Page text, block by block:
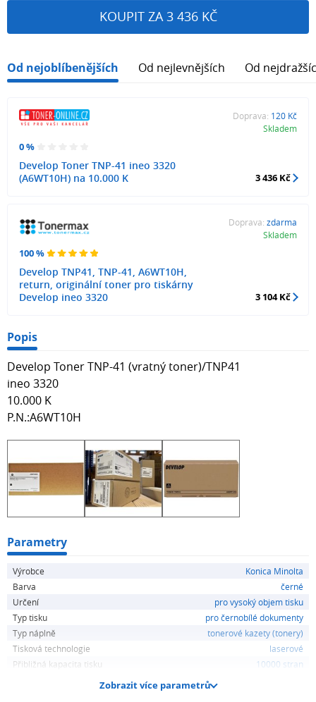
KOUPIT ZA 3 436 KČ
Od nejoblíbenějších Od nejlevnějších Od
0 %
Develop Toner TNP-41 ineo 3320
(A6WT10H) na 10.000 K
Doprava: 120 Kč
Skladem
3 436 Kč
100 %
Develop TNP41, TNP-41, A6WT10H,
return, originální toner pro tiskárny
Develop ineo 3320
Doprava: zdarma
Skladem
3 104 Kč
Popis
Develop Toner TNP-41 (vratný toner)/TNP41
ineo 3320
10.000 K
P.N.:A6WT10H
Parametry
Výrobce
Konica Minolta
Barva
černé
Určení
pro vysoký objem tisku
Typ tisku
pro černobílé dokumenty
Typ náplně
tonerové kazety (tonery)
Tisková technologie
laserové
Přibližná kapacita tisku
10000 stran
Zobrazit více parametrů